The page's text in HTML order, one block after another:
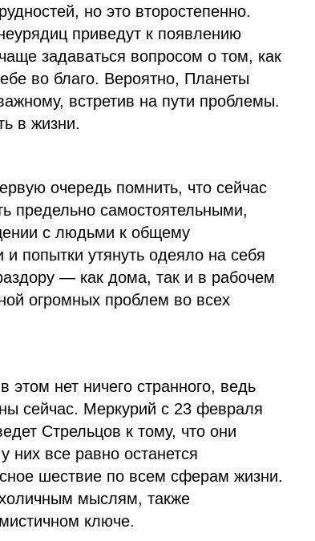
но это второстепенно.
приведут к появлению
задаваться вопросом о том, как
во благо. Вероятно, Планеты
встретив на пути проблемы.
в жизни.
очередь помнить, что сейчас
предельно самостоятельными,
с людьми к общему
попытки утянуть одеяло на себя
— как дома, так и в рабочем
огромных проблем во всех
этом нет ничего странного, ведь
сейчас. Меркурий с 23 февраля
Стрельцов к тому, что они
них все равно останется
шествие по всем сферам жизни.
мыслям, также
ключе.